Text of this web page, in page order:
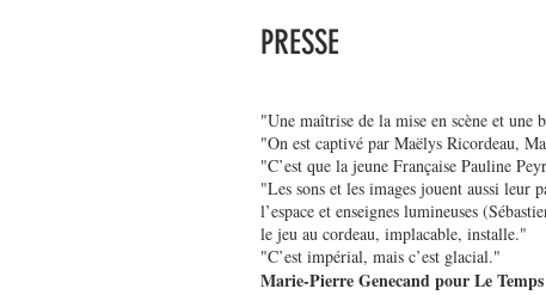
PRESSE
"Une maîtrise de la mise en scène et une
"On est captivé par Maëlys Ricordeau,
"C’est que la jeune Française Pauline
"Les sons et les images jouent aussi
l’espace et enseignes lumineuses
le jeu au cordeau, implacable, installe."
"C’est impérial, mais c’est glacial."
Marie-Pierre Genecand pour Le Temps